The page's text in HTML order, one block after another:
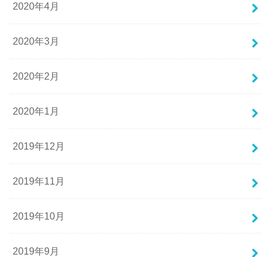
2020年4月
2020年3月
2020年2月
2020年1月
2019年12月
2019年11月
2019年10月
2019年9月